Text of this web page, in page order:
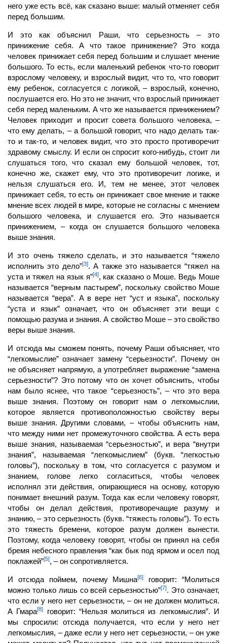
него уже есть всё, как сказано выше: малый отменяет себя
перед большим.
И это как объяснил Раши, что серьезность – это
принижение себя. А что такое при­нижение? Это когда
человек принижает себя перед большим и слушает мнение
боль­шого. То есть, если маленький ребенок что-то говорит
взрослому человеку, и взрослый видит, что то, что говорит
ему ребенок, согласуется с логикой, – взрослый, конечно,
по­слушается его. Но это не значит, что взрослый принижает
себя перед маленьким. А что же называется принижением?
Человек приходит и просит совета боль­шого человека, –
что ему делать, – а большой говорит, что надо делать так-
то и так-то, и человек видит, что это просто противоречит
здравому смыслу. И если он спросит ко­го-нибудь, стоит ли
слушаться того, что сказал ему большой человек, тот,
конечно же, скажет ему, что это противоречит логике, и
нельзя слушаться его. И, тем не менее, этот человек
принижает себя, то есть он принижает свое мнение и также
мнение всех людей в мире, которые не согласны с мнением
большого человека, и слушается его. Это называется
принижением, – когда он слушается большого человека
выше знания.
И это очень тяжело сделать, и это называется “тяжело
исполнить это дело”[3]. А также это называется “тяжел на
уста и тяжел на язык я”[4], как сказано о Моше. Ведь Моше
называется “верным пастырем”, поскольку свойство Моше
называется “вера”. А в вере нет “уст и языка”, поскольку
“уста и язык” означает, что он объясняет эти вещи с
помощью разума и знания. А свойство Моше – это свойство
веры выше знания.
И отсюда мы сможем понять, почему Раши объясняет, что
“легкомыслие” означает замену “серьезности”. Почему он
не объясняет напрямую, а употребляет выражение “замена
серьезности”? Это потому что он хочет объяснить, чтобы
нам было яснее, что такое “серьезность”, – что это вера
выше знания. Поэтому он говорит нам о легкомы­слии,
которое является противоположностью свойству веры
выше знания. Другими словами, – чтобы объяснить нам,
что между ними нет промежуточного свойства. А есть вера
выше знания, называемая “серьезностью”, и вера “внутри
зна­ния”, называемая “легкомыслием” (букв. “легкостью
головы”), поскольку в том, что согласуется с разумом и
знанием, голове легко согласиться, чтобы человек
исполнял эти действия, опирающиеся на основу, которую
понимает внешний разум. Тогда как если человеку говорят,
чтобы он делал действия, противоречащие раз­уму и
знанию, – это серьезность (букв. “тяжесть головы”). То есть
это тяжесть бремени, которое разум должен вынести.
Поэтому, когда человеку говорят, чтобы он принял на себя
бремя небесного правления “как бык под ярмом и осел под
поклажей”[5], – он со­противляется.
И отсюда поймем, почему Мишна[6]
говорит: “Молиться
можно только лишь со всей серьезностью”[7]. Это означает,
что если у него нет серьезности, – он не должен молиться.
А Гмара[8]
говорит: “Нельзя молиться из легкомыслия”. И
мы спросили: отсюда получается, что если у него нет
легкомыслия, – даже если у него нет серьезности, – он уже